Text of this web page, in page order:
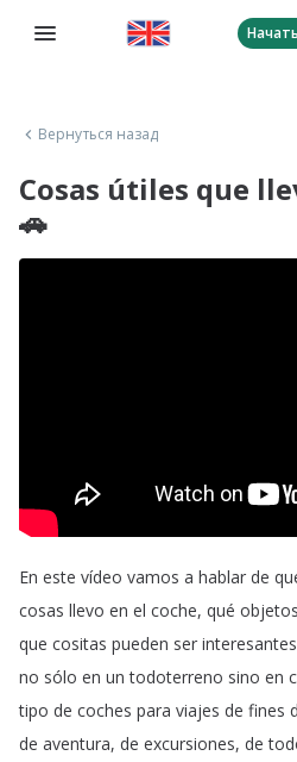
Вернуться назад
Cosas útiles que
🚗
En este vídeo vamos a hablar de
cosas llevo en el coche, qué objetos
que cositas pueden ser interesantes
no sólo en un todoterreno sino en
tipo de coches para viajes de fines
de aventura, de excursiones, de